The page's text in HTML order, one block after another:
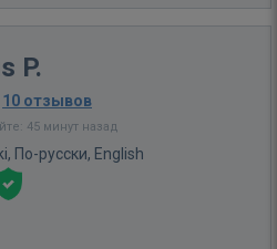
P.
10 отзывов
45 минут назад
По-русски, English